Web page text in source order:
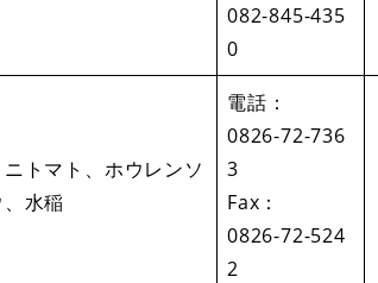
082-845-435
0
ニトマト、ホウレンソ
、水稲
電話：
0826-72-736
3
Fax：
0826-72-524
2